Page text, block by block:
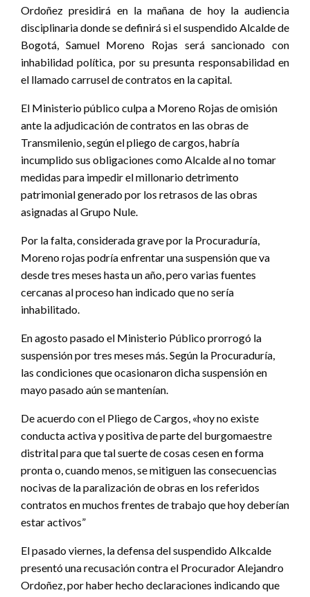
Ordoñez presidirá en la mañana de hoy la audiencia
disciplinaria donde se definirá si el suspendido Alcalde de
Bogotá, Samuel Moreno Rojas será sancionado con
inhabilidad política, por su presunta responsabilidad en
el llamado carrusel de contratos en la capital.
El Ministerio público culpa a Moreno Rojas de omisión
ante la adjudicación de contratos en las obras de
Transmilenio, según el pliego de cargos, habría
incumplido sus obligaciones como Alcalde al no tomar
medidas para impedir el millonario detrimento
patrimonial generado por los retrasos de las obras
asignadas al Grupo Nule.
Por la falta, considerada grave por la Procuraduría,
Moreno rojas podría enfrentar una suspensión que va
desde tres meses hasta un año, pero varias fuentes
cercanas al proceso han indicado que no sería
inhabilitado.
En agosto pasado el Ministerio Público prorrogó la
suspensión por tres meses más. Según la Procuraduría,
las condiciones que ocasionaron dicha suspensión en
mayo pasado aún se mantenían.
De acuerdo con el Pliego de Cargos, «hoy no existe
conducta activa y positiva de parte del burgomaestre
distrital para que tal suerte de cosas cesen en forma
pronta o, cuando menos, se mitiguen las consecuencias
nocivas de la paralización de obras en los referidos
contratos en muchos frentes de trabajo que hoy deberían
estar activos”
El pasado viernes, la defensa del suspendido Alkcalde
presentó una recusación contra el Procurador Alejandro
Ordoñez, por haber hecho declaraciones indicando que